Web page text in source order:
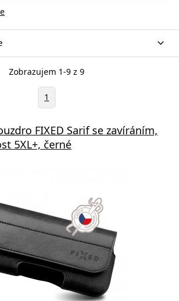
Zobrazujem 1-9 z 9
1
FIXED Sarif se zavíráním,
5XL+, černé